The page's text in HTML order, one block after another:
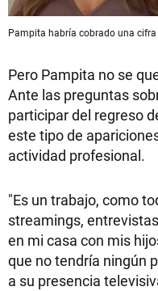
Pampita habría cobrado una
Pero Pampita no se
Ante las preguntas
participar del regreso
este tipo de
actividad profesional.
"Es un trabajo, como
streamings,
en mi casa con mis
que no tendría ningún
a su presencia